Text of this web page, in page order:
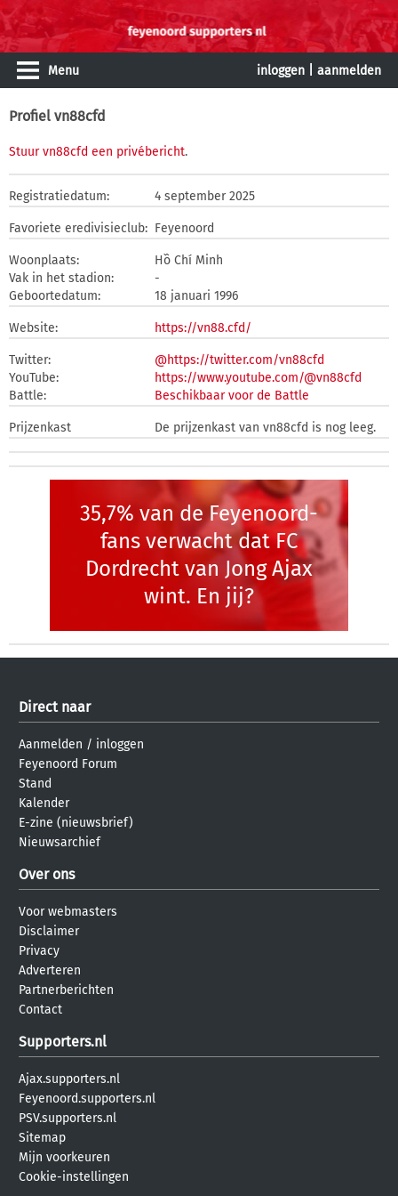
Menu inloggen aanmelden
Profiel vn88cfd
Stuur vn88cfd een privébericht.
Registratiedatum: 4 september 2025
Favoriete eredivisieclub: Feyenoord
Woonplaats:
Hồ Chí Minh
Vak in het stadion:
-
Geboortedatum:
18 januari 1996
Website: https://vn88.cfd/
Twitter:
@https://twitter.com/vn88cfd
YouTube:
https://www.youtube.com/@vn88cfd
Battle:
Beschikbaar voor de Battle
Prijzenkast De prijzenkast van vn88cfd is nog leeg.
35,7% van de Feyenoord-
fans verwacht dat FC
Dordrecht van Jong Ajax
wint. En jij?
Direct naar
Aanmelden / inloggen
Feyenoord Forum
Stand
Kalender
E-zine (nieuwsbrief)
Nieuwsarchief
Over ons
Voor webmasters
Disclaimer
Privacy
Adverteren
Partnerberichten
Contact
Supporters.nl
Ajax.supporters.nl
Feyenoord.supporters.nl
PSV.supporters.nl
Sitemap
Mijn voorkeuren
Cookie-instellingen